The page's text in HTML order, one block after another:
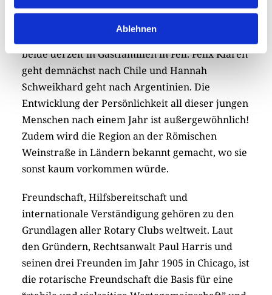
Ablehnen
Outbounds – nahmen an der Feier im Nells Park
beide derzeit in Gastfamilien in Fell. Felix Klären
geht demnächst nach Chile und Hannah
Schweikhard geht nach Argentinien. Die
Entwicklung der Persönlichkeit all dieser jungen
Menschen nach einem Jahr ist außergewöhnlich!
Zudem wird die Region an der Römischen
Weinstraße in Ländern bekannt gemacht, wo sie
sonst kaum vorkommen würde.
Freundschaft, Hilfsbereitschaft und
internationale Verständigung gehören zu den
Grundlagen aller Rotary Clubs weltweit. Laut
den Gründern, Rechtsanwalt Paul Harris und
seinen drei Freunden im Jahr 1905 in Chicago, ist
die rotarische Freundschaft die Basis für eine